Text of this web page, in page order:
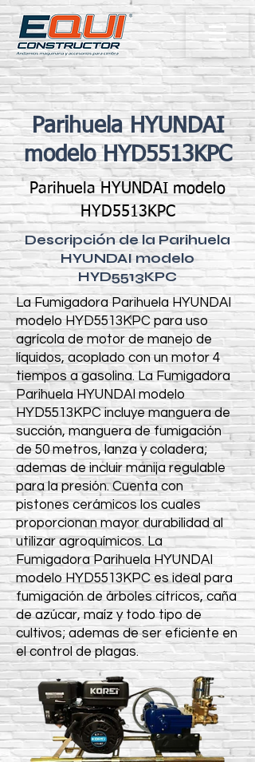
Parihuela HYUNDAI
modelo HYD5513KPC
Parihuela HYUNDAI modelo
HYD5513KPC
Descripción de la Parihuela
HYUNDAI modelo
HYD5513KPC
La Fumigadora Parihuela HYUNDAI
modelo HYD5513KPC para uso
agrícola de motor de manejo de
líquidos, acoplado con un motor 4
tiempos a gasolina. La Fumigadora
Parihuela HYUNDAI modelo
HYD5513KPC incluye manguera de
succión, manguera de fumigación
de 50 metros, lanza y coladera;
ademas de incluir manija regulable
para la presión. Cuenta con
pistones cerámicos los cuales
proporcionan mayor durabilidad al
utilizar agroquímicos. La
Fumigadora Parihuela HYUNDAI
modelo HYD5513KPC es ideal para
fumigación de árboles cítricos, caña
de azúcar, maíz y todo tipo de
cultivos; ademas de ser eficiente en
el control de plagas.